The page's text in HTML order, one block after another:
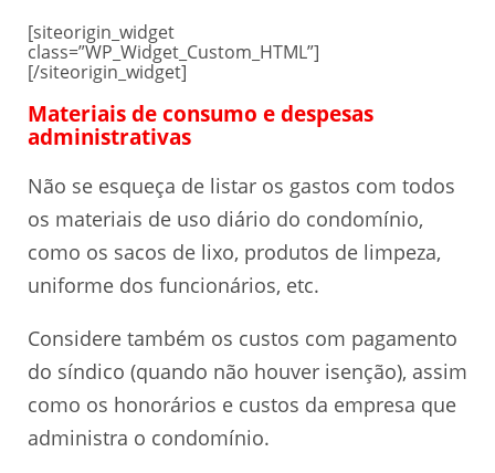
[siteorigin_widget
class=”WP_Widget_Custom_HTML”]
[/siteorigin_widget]
Materiais de consumo e despesas
administrativas
Não se esqueça de listar os gastos com todos
os materiais de uso diário do condomínio,
como os sacos de lixo, produtos de limpeza,
uniforme dos funcionários, etc.
Considere também os custos com pagamento
do síndico (quando não houver isenção), assim
como os honorários e custos da empresa que
administra o condomínio.